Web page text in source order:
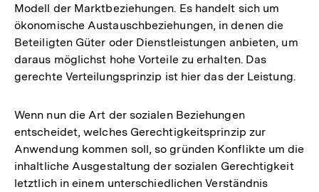
Modell der Marktbeziehungen. Es handelt sich um
ökonomische Austauschbeziehungen, in denen die
Beteiligten Güter oder Dienstleistungen anbieten, um
daraus möglichst hohe Vorteile zu erhalten. Das
gerechte Verteilungsprinzip ist hier das der Leistung.
Wenn nun die Art der sozialen Beziehungen
entscheidet, welches Gerechtigkeitsprinzip zur
Anwendung kommen soll, so gründen Konflikte um die
inhaltliche Ausgestaltung der sozialen Gerechtigkeit
letztlich in einem unterschiedlichen Verständnis